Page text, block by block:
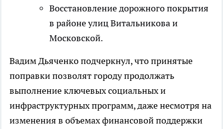
Восстановление дорожного покрытия
в районе улиц Витальникова и
Московской.
Вадим Дьяченко подчеркнул, что принятые
поправки позволят городу продолжать
выполнение ключевых социальных и
инфраструктурных программ, даже несмотря на
изменения в объемах финансовой поддержки